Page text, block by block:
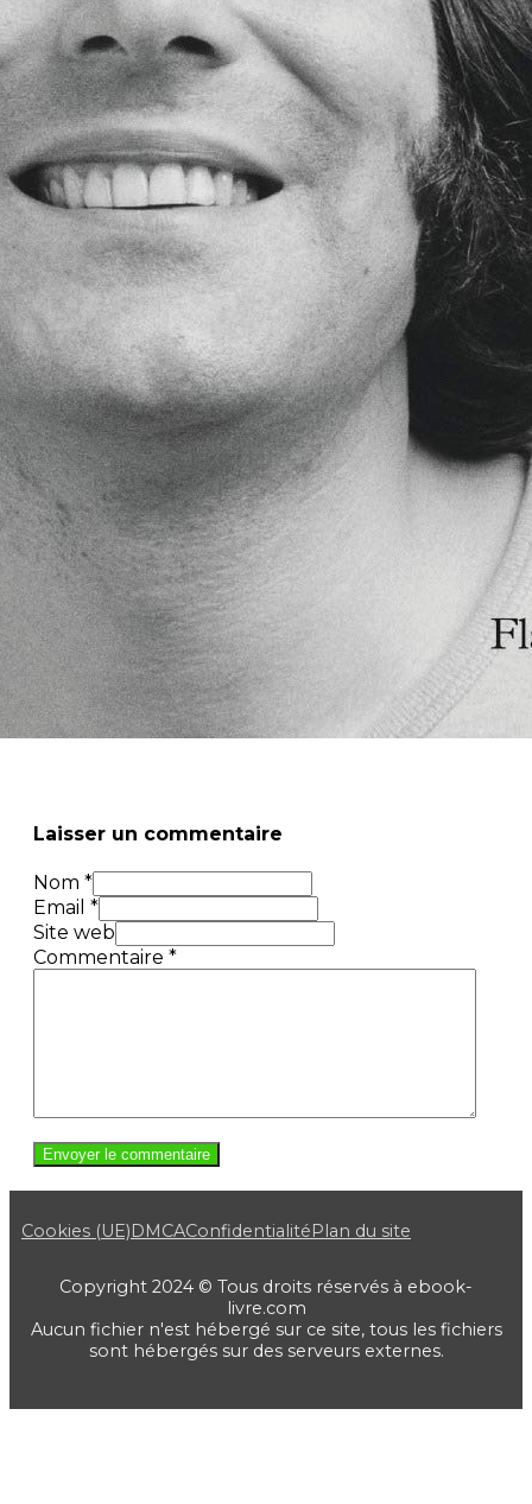
Laisser un commentaire
Nom *
Email *
Site web
Commentaire *
Cookies (UE)DMCAConfidentialitéPlan du site
Copyright 2024 © Tous droits réservés à ebook-
livre.com
Aucun fichier n'est hébergé sur ce site, tous les fichiers
sont hébergés sur des serveurs externes.